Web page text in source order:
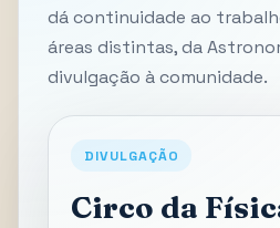
dá continuidade ao
áreas distintas, da
divulgação à comunidade.
DIVULGAÇÃO
Circo da